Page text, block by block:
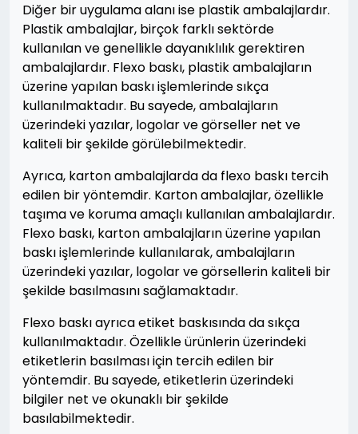
Diğer bir uygulama alanı ise plastik ambalajlardır.
Plastik ambalajlar, birçok farklı sektörde
kullanılan ve genellikle dayanıklılık gerektiren
ambalajlardır. Flexo baskı, plastik ambalajların
üzerine yapılan baskı işlemlerinde sıkça
kullanılmaktadır. Bu sayede, ambalajların
üzerindeki yazılar, logolar ve görseller net ve
kaliteli bir şekilde görülebilmektedir.
Ayrıca, karton ambalajlarda da flexo baskı tercih
edilen bir yöntemdir. Karton ambalajlar, özellikle
taşıma ve koruma amaçlı kullanılan ambalajlardır.
Flexo baskı, karton ambalajların üzerine yapılan
baskı işlemlerinde kullanılarak, ambalajların
üzerindeki yazılar, logolar ve görsellerin kaliteli bir
şekilde basılmasını sağlamaktadır.
Flexo baskı ayrıca etiket baskısında da sıkça
kullanılmaktadır. Özellikle ürünlerin üzerindeki
etiketlerin basılması için tercih edilen bir
yöntemdir. Bu sayede, etiketlerin üzerindeki
bilgiler net ve okunaklı bir şekilde
basılabilmektedir.